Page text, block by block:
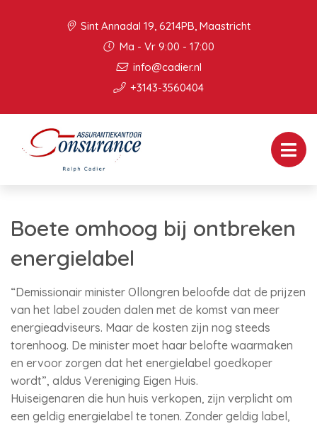
Sint Annadal 19, 6214PB, Maastricht
Ma - Vr 9:00 - 17:00
info@cadier.nl
+3143-3560404
Boete omhoog bij ontbreken
energielabel
“Demissionair minister Ollongren beloofde dat de prijzen
van het label zouden dalen met de komst van meer
energieadviseurs. Maar de kosten zijn nog steeds
torenhoog. De minister moet haar belofte waarmaken
en ervoor zorgen dat het energielabel goedkoper
wordt”, aldus Vereniging Eigen Huis.
Huiseigenaren die hun huis verkopen, zijn verplicht om
een geldig energielabel te tonen. Zonder geldig label,